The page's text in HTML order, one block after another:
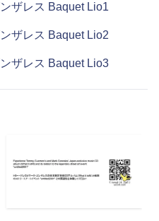
ザレス Baquet Lio1
ザレス Baquet Lio2
ザレス Baquet Lio3